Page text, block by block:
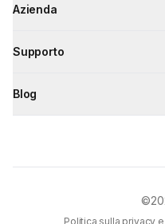
Azienda
Supporto
Blog
Politica sulla privacy